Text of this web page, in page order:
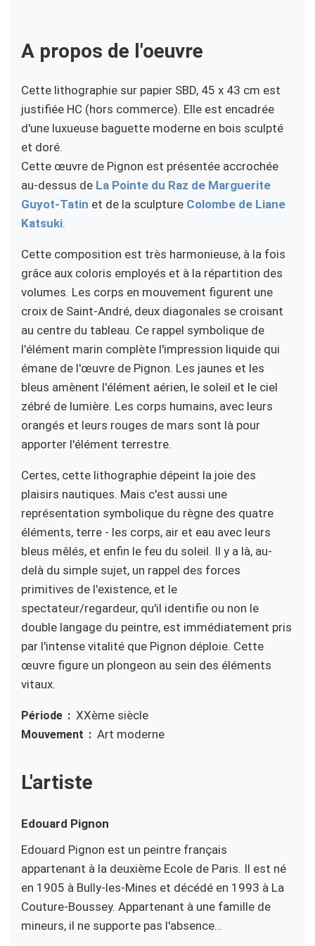
A propos de l'oeuvre
Cette lithographie sur papier SBD, 45 x 43 cm est
justifiée HC (hors commerce). Elle est encadrée
d'une luxueuse baguette moderne en bois sculpté
et doré.
Cette œuvre de Pignon est présentée accrochée
au-dessus de La Pointe du Raz de Marguerite
Guyot-Tatin et de la sculpture Colombe de Liane
Katsuki.
Cette composition est très harmonieuse, à la fois
grâce aux coloris employés et à la répartition des
volumes. Les corps en mouvement figurent une
croix de Saint-André, deux diagonales se croisant
au centre du tableau. Ce rappel symbolique de
l'élément marin complète l'impression liquide qui
émane de l'œuvre de Pignon. Les jaunes et les
bleus amènent l'élément aérien, le soleil et le ciel
zébré de lumière. Les corps humains, avec leurs
orangés et leurs rouges de mars sont là pour
apporter l'élément terrestre.
Certes, cette lithographie dépeint la joie des
plaisirs nautiques. Mais c'est aussi une
représentation symbolique du règne des quatre
éléments, terre - les corps, air et eau avec leurs
bleus mêlés, et enfin le feu du soleil. Il y a là, au-
delà du simple sujet, un rappel des forces
primitives de l'existence, et le
spectateur/regardeur, qu'il identifie ou non le
double langage du peintre, est immédiatement pris
par l'intense vitalité que Pignon déploie. Cette
œuvre figure un plongeon au sein des éléments
vitaux.
Période XXème siècle
Mouvement Art moderne
L'artiste
Edouard Pignon
Edouard Pignon est un peintre français
appartenant à la deuxième Ecole de Paris. Il est né
en 1905 à Bully-les-Mines et décédé en 1993 à La
Couture-Boussey. Appartenant à une famille de
mineurs, il ne supporte pas l'absence…